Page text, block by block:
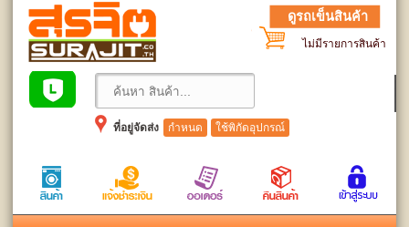
ดูรถเข็นสินค้า
ไม่มีรายการสินค้า
ที่อยู่จัดส่ง กำหนด ใช้พิกัดอุปกรณ์